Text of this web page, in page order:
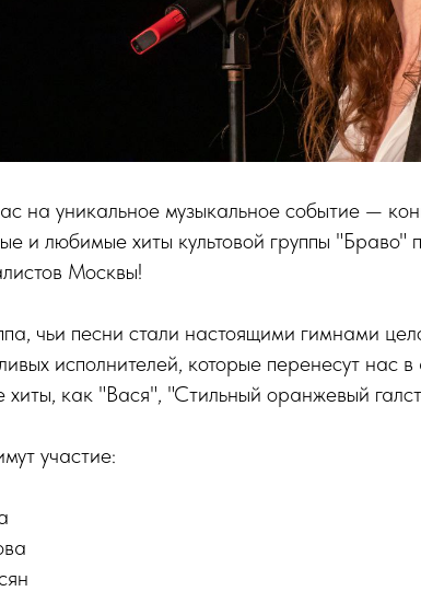
на уникальное музыкальное событие —
и любимые хиты культовой группы "Браво"
Москвы!
чьи песни стали настоящими гимнами
исполнителей, которые перенесут нас
хиты, как "Вася", "Стильный оранжевый
участие: